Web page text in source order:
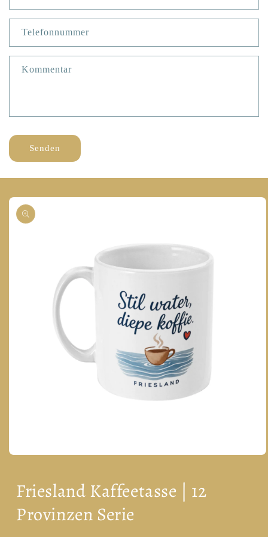
Telefonnummer
Kommentar
Senden
Modal
öffnen
Friesland Kaffeetasse | 12
Provinzen Serie